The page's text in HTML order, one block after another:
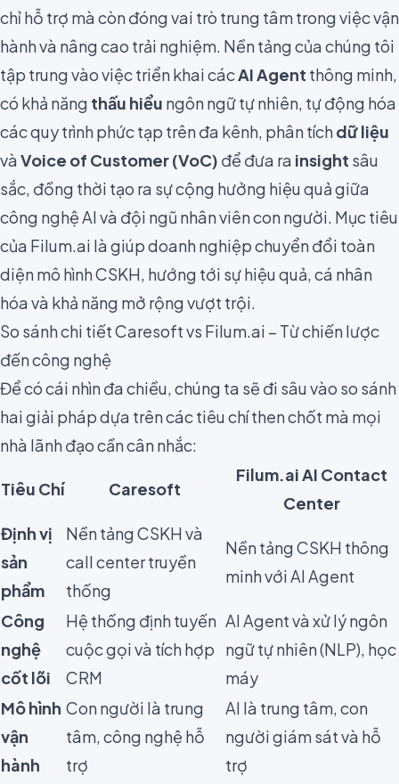
chỉ hỗ trợ mà còn đóng vai trò trung tâm trong việc vận
hành và nâng cao trải nghiệm. Nền tảng của chúng tôi
tập trung vào việc triển khai cácAI Agent thông minh,
có khả năng thấu hiểu ngôn ngữ tự nhiên, tự động hóa
các quy trình phức tạp trên đa kênh, phân tíchdữ liệu
vàVoice of Customer (VoC) để đưa ra insight sâu
sắc, đồng thời tạo ra sự cộng hưởng hiệu quả giữa
công nghệ AI và đội ngũ nhân viên con người. Mục tiêu
của Filum.ai là giúp doanh nghiệp chuyển đổi toàn
diện mô hình CSKH, hướng tới sự hiệu quả, cá nhân
hóa và khả năng mở rộng vượt trội.
So sánh chi tiết Caresoft vs Filum.ai – Từ chiến lược
đến công nghệ
Để có cái nhìn đa chiều, chúng ta sẽ đi sâu vào so sánh
hai giải pháp dựa trên các tiêu chí then chốt mà mọi
nhà lãnh đạo cần cân nhắc:
Tiêu Chí Caresoft
Filum.ai AI Contact
Center
Định vị
sản
phẩm
Nền tảng CSKH và
call center truyền
thống
Nền tảng CSKH thông
minh với AI Agent
Công
nghệ
cốt lõi
Hệ thống định tuyến
cuộc gọi và tích hợp
CRM
AI Agent và xử lý ngôn
ngữ tự nhiên (NLP), học
máy
Mô hình
vận
hành
Con người là trung
tâm, công nghệ hỗ
trợ
AI là trung tâm, con
người giám sát và hỗ
trợ